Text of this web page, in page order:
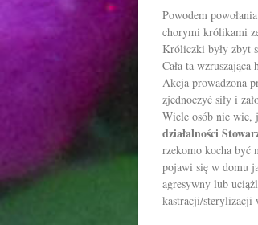
Powodem
chorymi królikami
Króliczki były zbyt
Cała ta
Akcja prowadzona
zjednoczyć siły i
Wiele osób nie wie,
działalności
rzekomo kocha być
pojawi się w domu
agresywny lub
kastracji/sterylizacji